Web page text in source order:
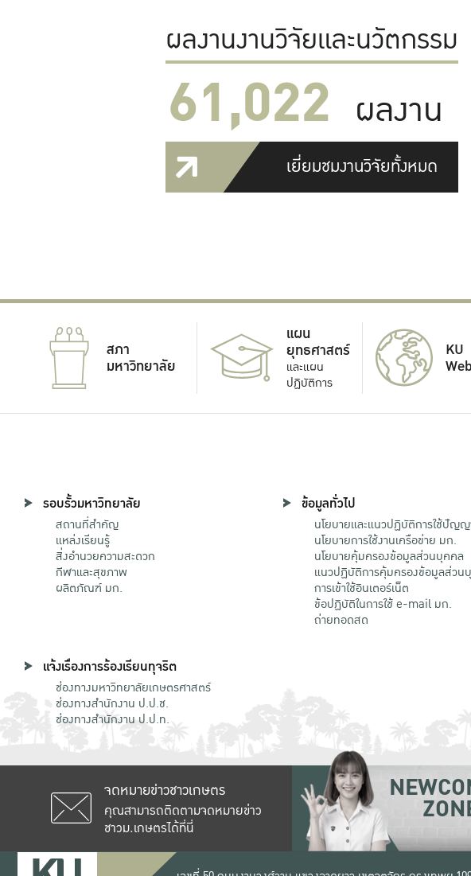
ผลงานงานวิจัยและนวัตกรรม
61,022 ผลงาน
เยี่ยมชมงานวิจัยทั้งหมด
สภา
มหาวิทยาลัย
แผน
ยุทธศาสตร์
และแผน
ปฏิบัติการ
KU
รอบรั้วมหาวิทยาลัย
สถานที่สำคัญ
แหล่งเรียนรู้
สิ่งอำนวยความสะดวก
กีฬาและสุขภาพ
ผลิตภัณฑ์ มก.
ข้อมูลทั่วไป
นโยบายและแนวปฏิบัติการใช้ปัญ
นโยบายการใช้งานเครือข่าย มก.
นโยบายคุ้มครองข้อมูลส่วนบุคคล
แนวปฏิบัติการคุ้มครองข้อมูลส่วน
การเข้าใช้อินเตอร์เน็ต
ข้อปฏิบัติในการใช้ e-mail มก.
ถ่ายทอดสด
แจ้งเรื่องการร้องเรียนทุจริต
ช่องทางมหาวิทยาลัยเกษตรศาสตร์
ช่องทางสำนักงาน ป.ป.ช.
ช่องทางสำนักงาน ป.ป.ท.
จดหมายข่าวชาวเกษตร
คุณสามารถติดตามจดหมายข่าว
ชาวม.เกษตรได้ที่นี่